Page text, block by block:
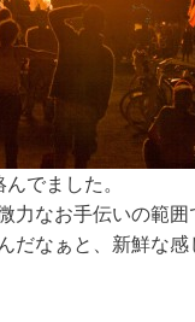
でました。
力なお手伝いの範
だなぁと、新鮮な